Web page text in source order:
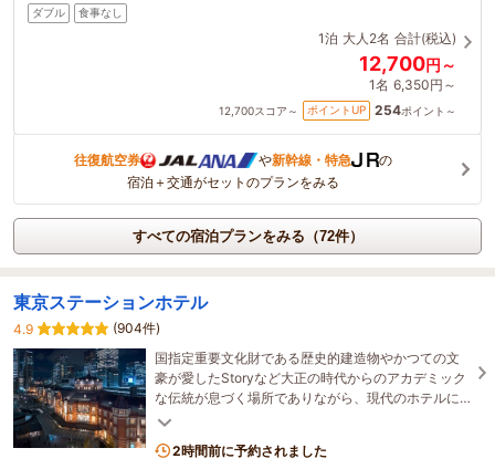
ダブル 食事なし
1泊 大人2名 合計(税込)
12,700円～
1名 6,350円～
12,700スコア～ ポイントUP 254ポイント～
往復航空券 や新幹線・特急
の
宿泊＋交通がセットのプランをみる
すべての宿泊プランをみる（72件）
東京ステーションホテル
4.9
(904件)
国指定重要文化財である歴史的建造物やかつての文
豪が愛したStoryなど大正の時代からのアカデミック
な伝統が息づく場所でありながら、現代のホテルに
求められる機能性も満たす、洗練された
2時間前に予約されました